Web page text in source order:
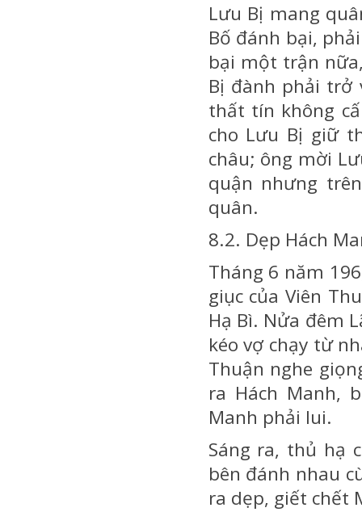
Lưu Bị mang
Bố đánh bại,
bại một trận
Bị đành phải trở
thất tín không
cho Lưu Bị giữ
châu; ông mời
quận nhưng
quân.
8.2. Dẹp Hách
Tháng 6 năm
giục của Viên
Hạ Bì. Nửa đêm
kéo vợ chạy từ
Thuận nghe
ra Hách Manh,
Manh phải lui.
Sáng ra, thủ hạ
bên đánh nhau
ra dẹp, giết chết